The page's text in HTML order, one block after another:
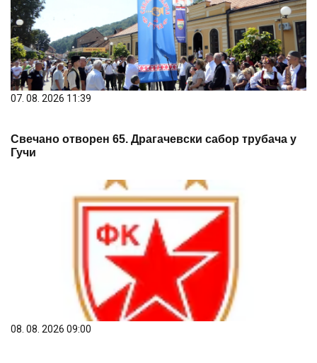
07. 08. 2026 11:39
Свечано отворен 65. Драгачевски сабор трубача у
Гучи
08. 08. 2026 09:00